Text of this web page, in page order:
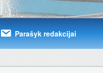
Parašyk redakcijai